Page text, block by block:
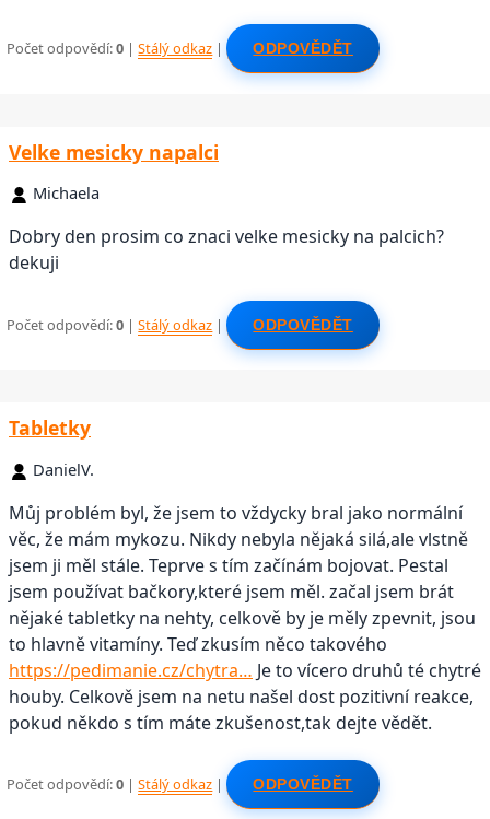
Počet odpovědí:0 |Stálý odkaz | ODPOVĚDĚT
Velke mesicky napalci
Michaela
Dobry den prosim co znaci velke mesicky na palcich?
dekuji
Počet odpovědí:0 |Stálý odkaz | ODPOVĚDĚT
Tabletky
DanielV.
Můj problém byl, že jsem to vždycky bral jako normální
věc, že mám mykozu. Nikdy nebyla nějaká silá,ale vlstně
jsem ji měl stále. Teprve s tím začínám bojovat. Pestal
jsem používat bačkory,které jsem měl. začal jsem brát
nějaké tabletky na nehty, celkově by je měly zpevnit, jsou
to hlavně vitamíny. Teď zkusím něco takového
https://pedimanie.cz/chytra… Je to vícero druhů té chytré
houby. Celkově jsem na netu našel dost pozitivní reakce,
pokud někdo s tím máte zkušenost,tak dejte vědět.
Počet odpovědí:0 |Stálý odkaz | ODPOVĚDĚT